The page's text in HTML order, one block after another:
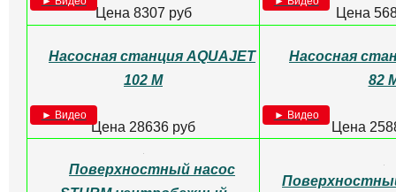
БВ-024-40-У5 "Бавленец 2" 1 м
Цена 5440 руб
Насос
Цена